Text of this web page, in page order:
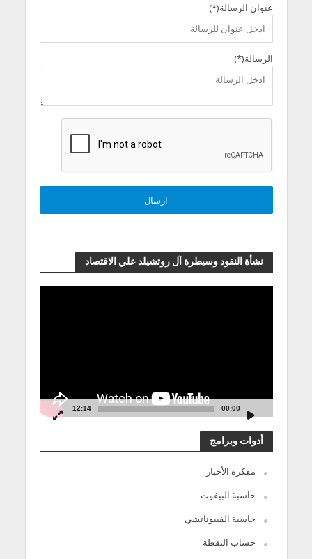
عنوان الرسالة(*)
الرسالة(*)
نشأة النقود وسيطرة آل روتشيلد علي الاقتصاد
00:00
12:14
أدوات وبرامج
مفكرة الأخبار
حاسبة البيفوت
حاسبة الفيبوناتشي
حساب النقطة